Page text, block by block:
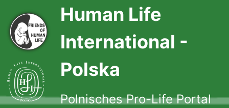
Human Life
International -
Polska
Polnisches Pro-Life Portal